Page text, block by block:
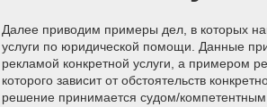
Далее приводим примеры дел, в которых
услуги по юридической помощи. Данные
рекламой конкретной услуги, а примером
которого зависит от обстоятельств
решение принимается судом/компетентным